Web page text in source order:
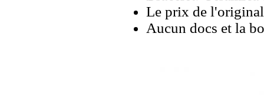
Le prix de
Aucun docs et la